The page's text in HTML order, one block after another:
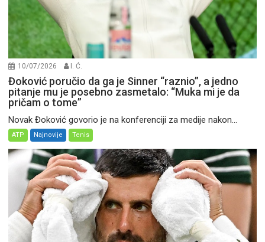
10/07/2026 I. Ć.
Đoković poručio da ga je Sinner “raznio”, a jedno
pitanje mu je posebno zasmetalo: “Muka mi je da
pričam o tome”
Novak Đoković govorio je na konferenciji za medije nakon...
ATP Najnovije Tenis